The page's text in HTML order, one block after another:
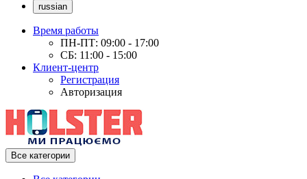
russian
Время работы
ПН-ПТ: 09:00 - 17:00
СБ: 11:00 - 15:00
Клиент-центр
Регистрация
Авторизация
Все категории